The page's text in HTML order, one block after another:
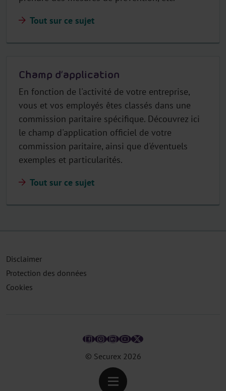
Tout sur ce sujet
Champ d’application
En fonction de l'activité de votre entreprise,
vous et vos employés êtes classés dans une
commission paritaire spécifique. Découvrez ici
le champ d'application officiel de votre
commission paritaire, ainsi que d'éventuels
exemples et particularités.
Tout sur ce sujet
© Securex 2026
Disclaimer
Protection des données
Cookies